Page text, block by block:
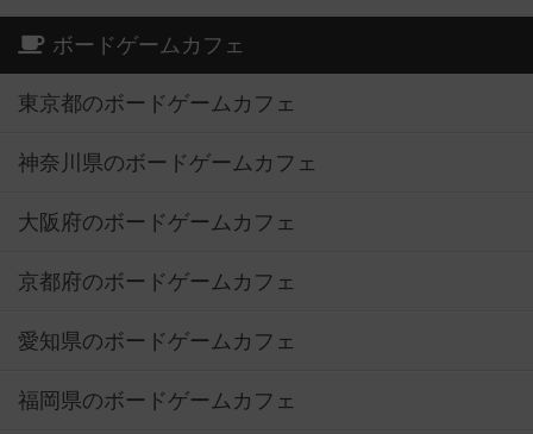
ボードゲームカフェ
東京都のボードゲームカフェ
神奈川県のボードゲームカフェ
大阪府のボードゲームカフェ
京都府のボードゲームカフェ
愛知県のボードゲームカフェ
福岡県のボードゲームカフェ